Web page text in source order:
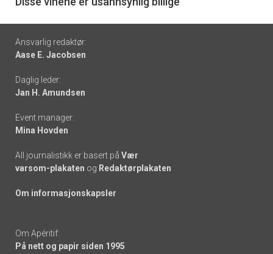
Footer
-
links
Ansvarlig redaktør:
Aase E. Jacobsen
Daglig leder:
Jan H. Amundsen
Event manager:
Mina Hovden
All journalistikk er basert på Vær
varsom-plakaten og Redaktørplakaten
Om informasjonskapsler
Om Apéritif:
På nett og papir siden 1995